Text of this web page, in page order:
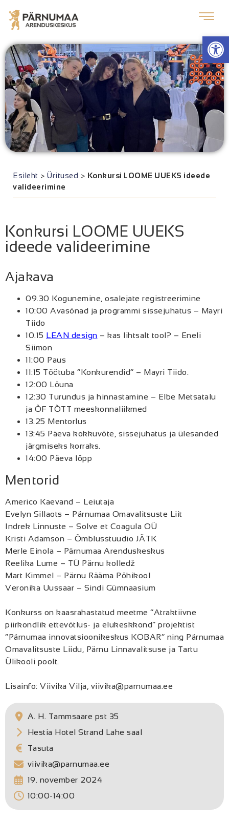
Esileht > Üritused > Konkursi LOOME UUEKS ideede
valideerimine
Konkursi LOOME UUEKS
ideede valideerimine
Ajakava
09.30 Kogunemine, osalejate registreerimine
10:00 Avasõnad ja programmi sissejuhatus – Mayri
Tiido
10.15 LEAN design – kas lihtsalt tool? – Eneli
Siimon
11:00 Paus
11:15 Töötuba “Konkurendid” – Mayri Tiido.
12:00 Lõuna
12:30 Turundus ja hinnastamine – Elbe Metsatalu
ja ÕF TÕTT meeskonnaliikmed
13.25 Mentorlus
13:45 Päeva kokkuvõte, sissejuhatus ja ülesanded
järgmiseks korraks.
14:00 Päeva lõpp
Mentorid
Americo Kaevand – Leiutaja
Evelyn Sillaots – Pärnumaa Omavalitsuste Liit
Indrek Linnuste – Solve et Coagula OÜ
Kristi Adamson – Õmblusstuudio JÄTK
Merle Einola – Pärnumaa Arenduskeskus
Reelika Lume – TÜ Pärnu kolledž
Mart Kimmel – Pärnu Rääma Põhikool
Veronika Uussaar – Sindi Gümnaasium
Konkurss on kaasrahastatud meetme “Atraktiivne
piirkondlik ettevõtlus- ja elukeskkond” projektist
“Pärnumaa innovatsioonikeskus KOBAR” ning Pärnumaa
Omavalitsuste Liidu, Pärnu Linnavalitsuse ja Tartu
Ülikooli poolt.
Lisainfo: Viivika Vilja, viivika@parnumaa.ee
A. H. Tammsaare pst 35
Hestia Hotel Strand Lahe saal
Tasuta
viivika@parnumaa.ee
19. november 2024
10:00-14:00